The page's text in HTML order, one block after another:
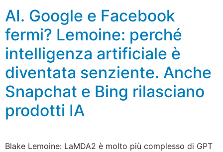
AI. Google e Facebook
fermi? Lemoine: perché
intelligenza artificiale è
diventata senziente. Anche
Snapchat e Bing rilasciano
prodotti IA
Blake Lemoine: LaMDA2 è molto più complesso di GPT